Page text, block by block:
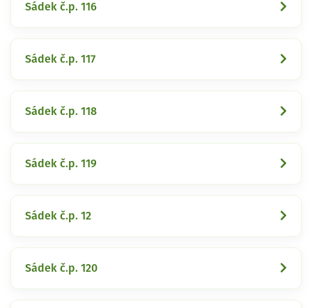
Sádek č.p. 116
Sádek č.p. 117
Sádek č.p. 118
Sádek č.p. 119
Sádek č.p. 12
Sádek č.p. 120